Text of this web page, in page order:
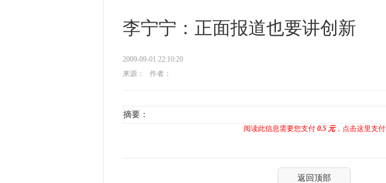
李宁宁：正面报道也要讲创新
2009-09-01 22:10:20
来源：
作者：
摘要：
阅读此信息需要您支付 0.5 元，点击这里支付
返回顶部